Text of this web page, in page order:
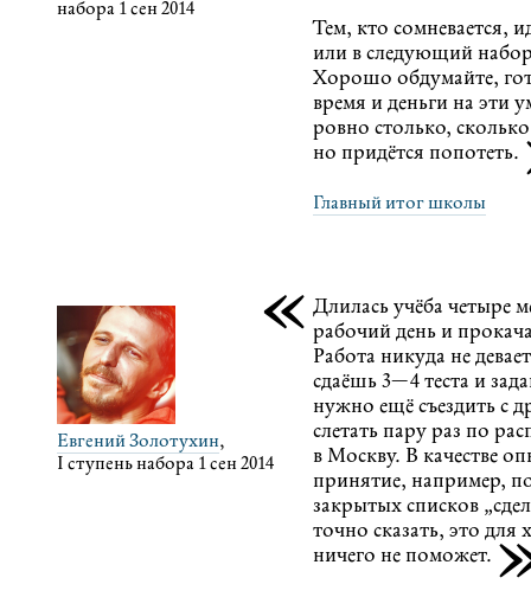
набора 1 сен 2014
Тем, кто сомневается,
или в следующий
Хорошо обдумайте,
время и деньги на эти
ровно столько,
но придётся попотеть.
Главный итог школы
Евгений Золотухин,
I ступень набора 1 сен 2014
« Длилась учёба четыре
рабочий день и
Работа никуда не
сдаёшь 3—4 теста и
нужно ещё съездить с
слетать пару раз по
в Москву. В качестве
принятие, например,
закрытых списков
точно сказать, это
ничего не поможет.